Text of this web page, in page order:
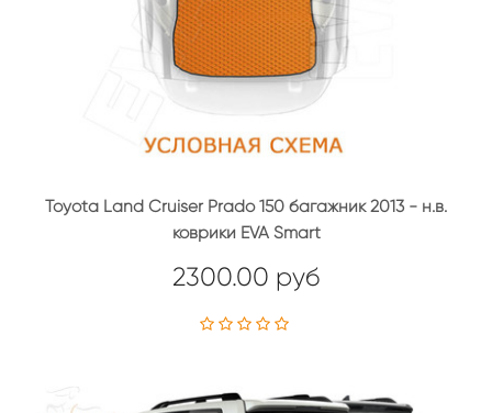
Toyota Land Cruiser Prado 150 багажник 2013 - н.в.
коврики EVA Smart
2300.00 руб